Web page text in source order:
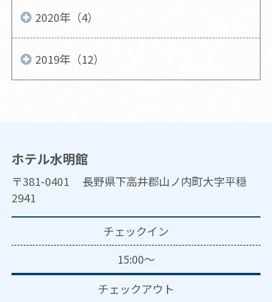
2020年（4）
2019年（12）
ホテル水明館
〒381-0401 長野県下高井郡山ノ内町大字平穏
2941
チェックイン
15:00～
チェックアウト